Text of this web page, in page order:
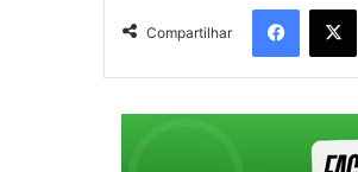
Compartilhar